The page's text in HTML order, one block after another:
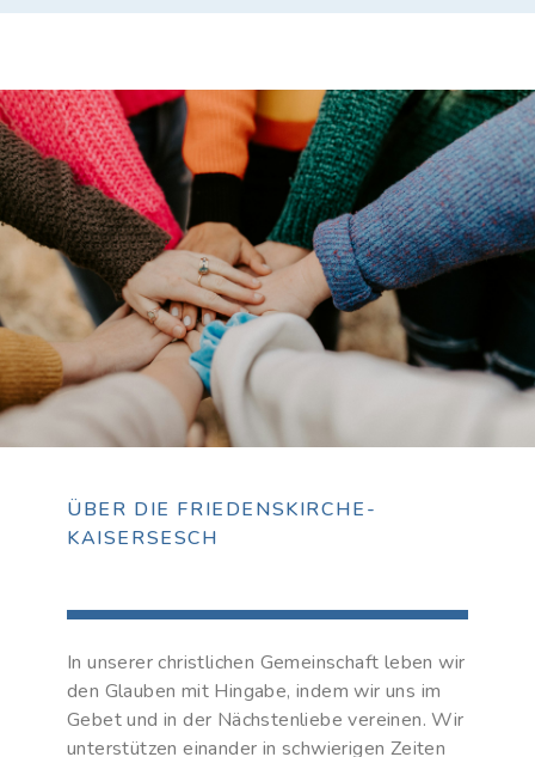
ÜBER DIE FRIEDENSKIRCHE-
KAISERSESCH
In unserer christlichen Gemeinschaft leben wir
den Glauben mit Hingabe, indem wir uns im
Gebet und in der Nächstenliebe vereinen. Wir
unterstützen einander in schwierigen Zeiten